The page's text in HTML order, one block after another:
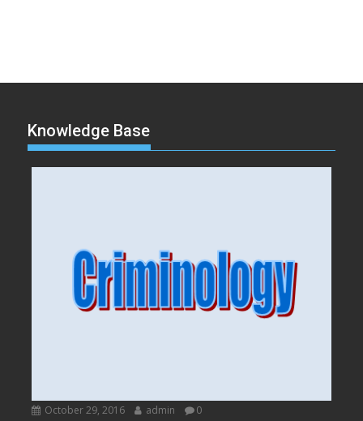
Knowledge Base
October 29, 2016 admin 0